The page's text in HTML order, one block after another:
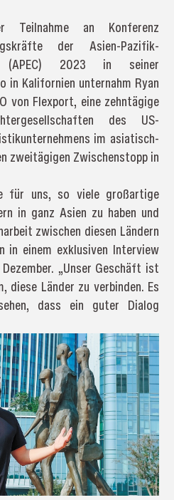
Teilnahme an Konferenz
der Asien-Pazifik-
(APEC) 2023 in seiner
in Kalifornien unternahm Ryan
von Flexport, eine zehntägige
des US-
im asiatisch-
zweitägigen Zwischenstopp in
für uns, so viele großartige
in ganz Asien zu haben und
zwischen diesen Ländern
in einem exklusiven Interview
„Unser Geschäft ist
diese Länder zu verbinden. Es
dass ein guter Dialog